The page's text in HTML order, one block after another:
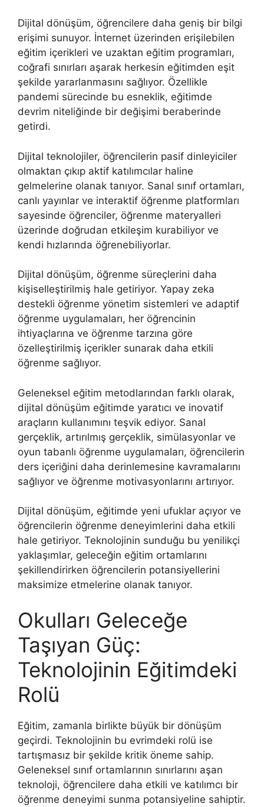
Dijital dönüşüm, öğrencilere daha geniş bir bilgi
erişimi sunuyor. İnternet üzerinden erişilebilen
eğitim içerikleri ve uzaktan eğitim programları,
coğrafi sınırları aşarak herkesin eğitimden eşit
şekilde yararlanmasını sağlıyor. Özellikle
pandemi sürecinde bu esneklik, eğitimde
devrim niteliğinde bir değişimi beraberinde
getirdi.
Dijital teknolojiler, öğrencilerin pasif dinleyiciler
olmaktan çıkıp aktif katılımcılar haline
gelmelerine olanak tanıyor. Sanal sınıf ortamları,
canlı yayınlar ve interaktif öğrenme platformları
sayesinde öğrenciler, öğrenme materyalleri
üzerinde doğrudan etkileşim kurabiliyor ve
kendi hızlarında öğrenebiliyorlar.
Dijital dönüşüm, öğrenme süreçlerini daha
kişiselleştirilmiş hale getiriyor. Yapay zeka
destekli öğrenme yönetim sistemleri ve adaptif
öğrenme uygulamaları, her öğrencinin
ihtiyaçlarına ve öğrenme tarzına göre
özelleştirilmiş içerikler sunarak daha etkili
öğrenme sağlıyor.
Geleneksel eğitim metodlarından farklı olarak,
dijital dönüşüm eğitimde yaratıcı ve inovatif
araçların kullanımını teşvik ediyor. Sanal
gerçeklik, artırılmış gerçeklik, simülasyonlar ve
oyun tabanlı öğrenme uygulamaları, öğrencilerin
ders içeriğini daha derinlemesine kavramalarını
sağlıyor ve öğrenme motivasyonlarını artırıyor.
Dijital dönüşüm, eğitimde yeni ufuklar açıyor ve
öğrencilerin öğrenme deneyimlerini daha etkili
hale getiriyor. Teknolojinin sunduğu bu yenilikçi
yaklaşımlar, geleceğin eğitim ortamlarını
şekillendirirken öğrencilerin potansiyellerini
maksimize etmelerine olanak tanıyor.
Okulları Geleceğe
Taşıyan Güç:
Teknolojinin Eğitimdeki
Rolü
Eğitim, zamanla birlikte büyük bir dönüşüm
geçirdi. Teknolojinin bu evrimdeki rolü ise
tartışmasız bir şekilde kritik öneme sahip.
Geleneksel sınıf ortamlarının sınırlarını aşan
teknoloji, öğrencilere daha etkili ve katılımcı bir
öğrenme deneyimi sunma potansiyeline sahiptir.